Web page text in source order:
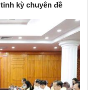
kỳ chuyên đề